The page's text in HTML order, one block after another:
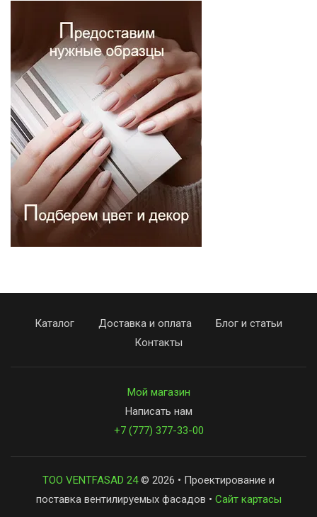
Каталог Доставка и оплата
Блог и статьи
Контакты
Мой магазин
Написать нам
+7 (777) 377-33-00
ТОО VENTFASAD 24© 2026 • Проектирование и
поставка вентилируемых фасадов • Сайт картасы